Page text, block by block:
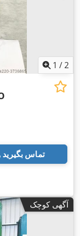
1 /2
تماس بگیرید
آگهی کوچک